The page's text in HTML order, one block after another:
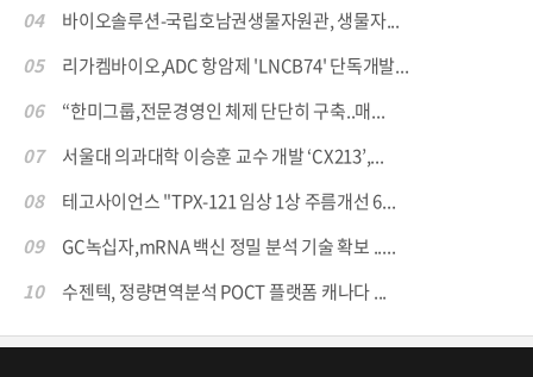
04
바이오솔루션-국립호남권생물자원관, 생물자...
05
리가켐바이오,ADC 항암제 'LNCB74' 단독개발...
06
“한미그룹,전문경영인 체제 단단히 구축..매...
07
서울대 의과대학 이승훈 교수 개발 ‘CX213’,...
08
테고사이언스 "TPX-121 임상 1상 주름개선 6...
09
GC녹십자,mRNA 백신 정밀 분석 기술 확보 .....
10
수젠텍, 정량면역분석 POCT 플랫폼 캐나다 ...